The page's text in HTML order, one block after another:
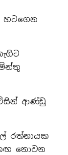
හටගෙන
ආණ්ඩු
රත්නායක
නොවන